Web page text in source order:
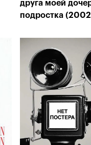
друга моей
подростка